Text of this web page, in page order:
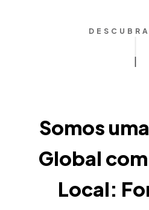
Somos
Global
Local: